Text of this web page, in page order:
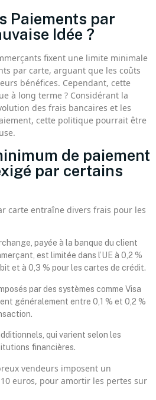
Paiements par
Idée ?
fixent une limite minimale
par carte, arguant que les coûts
bénéfices. Cependant, cette
à long terme ? Considérant la
des frais bancaires et les
cette politique pourrait être
de paiement
par certains
carte entraîne divers frais pour les
payée à la banque du client
est limitée dans l’UE à 0,2 %
et à 0,3 % pour les cartes de crédit.
par des systèmes comme Visa
généralement entre 0,1 % et 0,2 %
qui varient selon les
financières.
vendeurs imposent un
euros, pour amortir les pertes sur